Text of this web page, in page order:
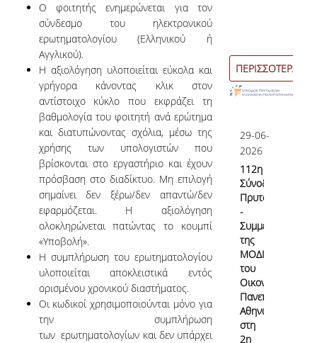
Πολιτική Διασφάλισης Ποιότητας
Εσωτερικό Σύστημα Διασφάλισης Ποιότητας
Σκοπός & Πεδίο Εφαρμογής του ΕΣΔΠ
Δομή του ΕΣΔΠ
Εγχειρίδιο Ποιότητας
Στοχοθεσία Ποιότητας
Πληροφοριακό Σύστημα
Ερευνητικού & Διδακτικού έργου
Διαχείρισης Δεδομένων Ποιότητας
Εσωτερικών Εκθέσεων
Εσωτερική Αξιολόγηση
Ο φοιτητής ενημερώνεται για τον
σύνδεσμο του ηλεκτρονικού
ερωτηματολογίου (Ελληνικού ή
Αγγλικού).
Η αξιολόγηση υλοποιείται εύκολα και
γρήγορα κάνοντας κλικ στον
αντίστοιχο κύκλο που εκφράζει τη
βαθμολογία του φοιτητή ανά ερώτημα
και διατυπώνοντας σχόλια, μέσω της
χρήσης των υπολογιστών που
βρίσκονται στο εργαστήριο και έχουν
πρόσβαση στο διαδίκτυο. Μη επιλογή
σημαίνει δεν ξέρω/δεν απαντώ/δεν
εφαρμόζεται. Η αξιολόγηση
ολοκληρώνεται πατώντας το κουμπί
«Υποβολή».
Η συμπλήρωση του ερωτηματολογίου
υλοποιείται αποκλειστικά εντός
ορισμένου χρονικού διαστήματος.
Οι κωδικοί χρησιμοποιούνται μόνο για
την συμπλήρωση
των ερωτηματολογίων και δεν υπάρχει
ΠΕΡΙΣΣΟΤΕΡΑ
29-06-
2026
112η
Σύνοδο
Πρυτάνεων
-
Συμμετοχή
της
ΜΟΔΙΠ
του
Οικονομικού
Πανεπιστημίου
Αθηνών
στη
2η